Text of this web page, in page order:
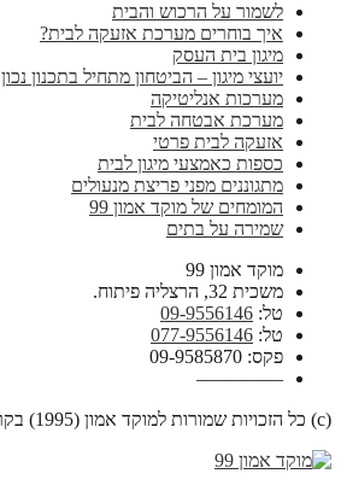
לשמור על הרכוש והבית
איך בוחרים מערכת אזעקה לבית?
מיגון בית העסק
יועצי מיגון – הביטחון מתחיל בתכנון נכון
מערכות אנליטיקה
מערכת אבטחה לבית
אזעקה לבית פרטי
כספות כאמצעי מיגון לבית
מתגוננים מפני פריצת מנעולים
המומחים של מוקד אמון 99
שמירה על בתים
מוקד אמון 99
משכית 32, הרצליה פיתוח.
טל: 09-9556146
טל: 077-9556146
פקס: 09-9585870
————–
(c) כל הזכויות שמורות למוקד אמון (1995) בקרה וסיור בע”מ